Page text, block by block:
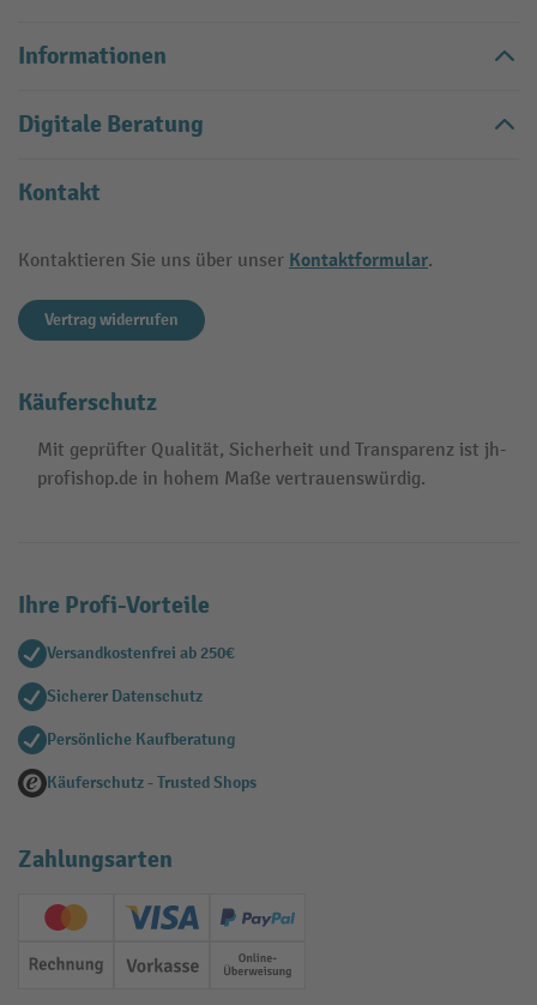
Informationen
Digitale Beratung
Kontakt
Kontaktieren Sie uns über unser Kontaktformular.
Vertrag widerrufen
Käuferschutz
Mit geprüfter Qualität, Sicherheit und Transparenz ist jh-
profishop.de in hohem Maße vertrauenswürdig.
Ihre Profi-Vorteile
Versandkostenfrei ab 250€
Sicherer Datenschutz
Persönliche Kaufberatung
Käuferschutz - Trusted Shops
Zahlungsarten
Creditcard (Master)Creditcard (Visa)
PayPal
Rechnung Vorkasse Online-Überweisung